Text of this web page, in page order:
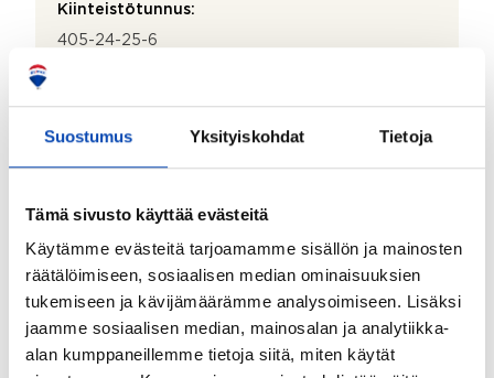
Suostumus Yksityiskohdat Tietoja
Tämä sivusto käyttää evästeitä
Käytämme evästeitä tarjoamamme sisällön ja mainosten
räätälöimiseen, sosiaalisen median ominaisuuksien
tukemiseen ja kävijämäärämme analysoimiseen. Lisäksi
jaamme sosiaalisen median, mainosalan ja analytiikka-
alan kumppaneillemme tietoja siitä, miten käytät
Kiinteistötunnus:
405-24-25-6
Huoltoyhtiö
Lisätietoja kiinteistönhoidosta:
Isännöitsijätoimisto:
Kiinteistökulma
Emmi Korttinen
Puhelinnumero: